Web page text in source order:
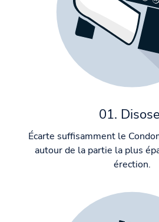
01.
Écarte suffisamment le
autour de la partie la plus
érection.